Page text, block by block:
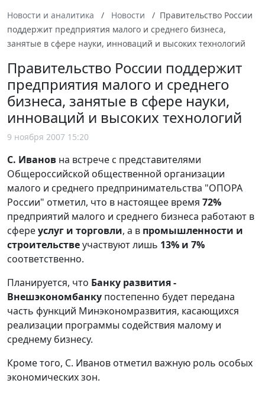
Новости и аналитика Новости
Правительство России
поддержит предприятия малого и среднего бизнеса,
занятые в сфере науки, инноваций и высоких технологий
Правительство России поддержит
предприятия малого и среднего
бизнеса, занятые в сфере науки,
инноваций и высоких технологий
9 ноября 2007 15:20
С. Иванов на встрече с представителями
Общероссийской общественной организации
малого и среднего предпринимательства "ОПОРА
России" отметил, что в настоящее время 72%
предприятий малого и среднего бизнеса работают в
сфереуслуг и торговли, а в промышленности и
строительствеучаствуют лишь 13% и 7%
соответственно.
Планируется, что Банку развития -
Внешэкономбанку постепенно будет передана
часть функций Минэкономразвития, касающихся
реализации программы содействия малому и
среднему бизнесу.
Кроме того, С. Иванов отметил важную роль особых
экономических зон.